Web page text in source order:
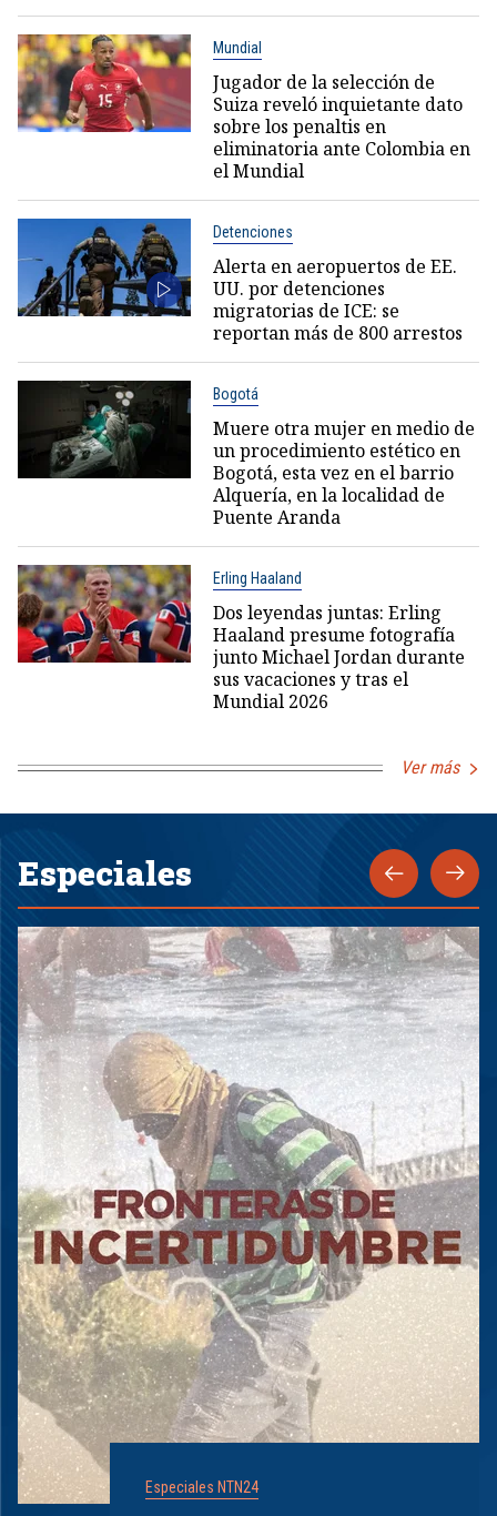
Mundial
Jugador de la selección de
Suiza reveló inquietante dato
sobre los penaltis en
eliminatoria ante Colombia en
el Mundial
Detenciones
Alerta en aeropuertos de EE.
UU. por detenciones
migratorias de ICE: se
reportan más de 800 arrestos
Bogotá
Muere otra mujer en medio de
un procedimiento estético en
Bogotá, esta vez en el barrio
Alquería, en la localidad de
Puente Aranda
Erling Haaland
Dos leyendas juntas: Erling
Haaland presume fotografía
junto Michael Jordan durante
sus vacaciones y tras el
Mundial 2026
Ver más
Especiales
Especiales NTN24